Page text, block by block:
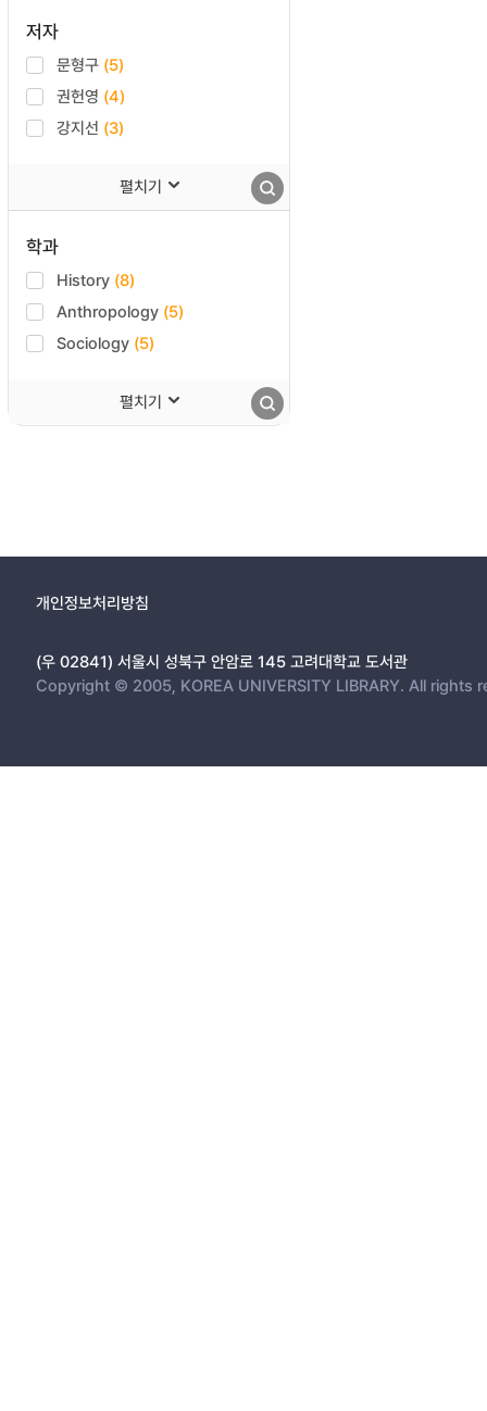
저자
문형구 (5)
권헌영 (4)
강지선 (3)
펼치기
학과
History (8)
Anthropology (5)
Sociology (5)
펼치기
개인정보처리방침
(우 02841) 서울시 성북구 안암로 145 고려대학교 도서관
Copyright © 2005, KOREA UNIVERSITY LIBRARY. All rights